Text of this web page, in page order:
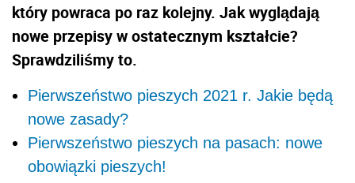
który powraca po raz kolejny. Jak wyglądają
nowe przepisy w ostatecznym kształcie?
Sprawdziliśmy to.
Pierwszeństwo pieszych 2021 r. Jakie będą
nowe zasady?
Pierwszeństwo pieszych na pasach: nowe
obowiązki pieszych!